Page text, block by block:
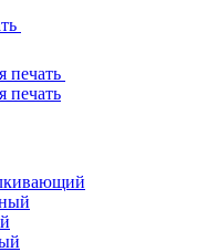
печать
печать